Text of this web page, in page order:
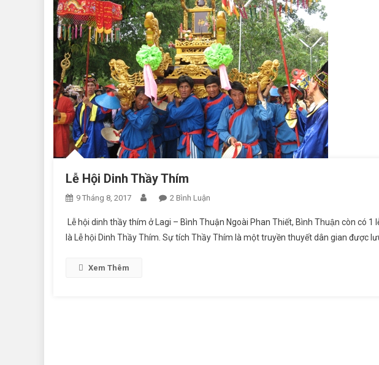
Lễ Hội Dinh Thầy Thím
9 Tháng 8, 2017 2 Bình Luận
Lễ hội dinh thầy thím ở Lagi – Bình Thuận Ngoài Phan Thiết, Bình Thuận còn có 1
là Lễ hội Dinh Thầy Thím. Sự tích Thầy Thím là một truyền thuyết dân gian được
Xem Thêm